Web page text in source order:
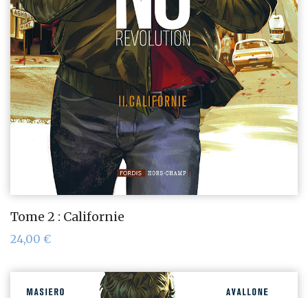
Tome 2 : Californie
24,00 €